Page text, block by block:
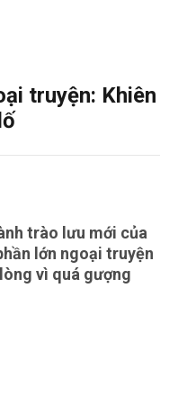
truyện: Khiên
trào lưu mới của
lớn ngoại truyện
vì quá gượng